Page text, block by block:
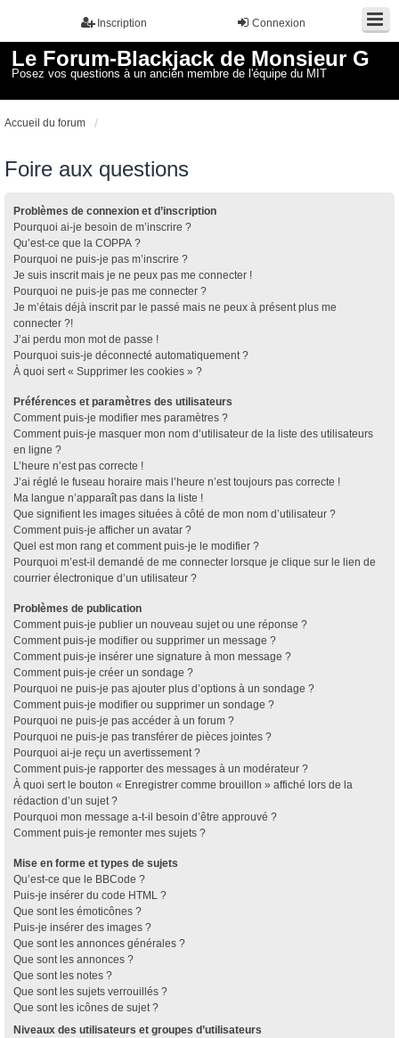
Connexion
Inscription
Le Forum-Blackjack de Monsieur G
Posez vos questions à un ancien membre de l'équipe du MIT
Accueil du forum
Foire aux questions
Problèmes de connexion et d’inscription
Pourquoi ai-je besoin de m’inscrire ?
Qu’est-ce que la COPPA ?
Pourquoi ne puis-je pas m’inscrire ?
Je suis inscrit mais je ne peux pas me connecter !
Pourquoi ne puis-je pas me connecter ?
Je m’étais déjà inscrit par le passé mais ne peux à présent plus me
connecter ?!
J’ai perdu mon mot de passe !
Pourquoi suis-je déconnecté automatiquement ?
À quoi sert « Supprimer les cookies » ?
Préférences et paramètres des utilisateurs
Comment puis-je modifier mes paramètres ?
Comment puis-je masquer mon nom d’utilisateur de la liste des utilisateurs
en ligne ?
L’heure n’est pas correcte !
J’ai réglé le fuseau horaire mais l’heure n’est toujours pas correcte !
Ma langue n’apparaît pas dans la liste !
Que signifient les images situées à côté de mon nom d’utilisateur ?
Comment puis-je afficher un avatar ?
Quel est mon rang et comment puis-je le modifier ?
Pourquoi m’est-il demandé de me connecter lorsque je clique sur le lien de
courrier électronique d’un utilisateur ?
Problèmes de publication
Comment puis-je publier un nouveau sujet ou une réponse ?
Comment puis-je modifier ou supprimer un message ?
Comment puis-je insérer une signature à mon message ?
Comment puis-je créer un sondage ?
Pourquoi ne puis-je pas ajouter plus d’options à un sondage ?
Comment puis-je modifier ou supprimer un sondage ?
Pourquoi ne puis-je pas accéder à un forum ?
Pourquoi ne puis-je pas transférer de pièces jointes ?
Pourquoi ai-je reçu un avertissement ?
Comment puis-je rapporter des messages à un modérateur ?
À quoi sert le bouton « Enregistrer comme brouillon » affiché lors de la
rédaction d’un sujet ?
Pourquoi mon message a-t-il besoin d’être approuvé ?
Comment puis-je remonter mes sujets ?
Mise en forme et types de sujets
Qu’est-ce que le BBCode ?
Puis-je insérer du code HTML ?
Que sont les émoticônes ?
Puis-je insérer des images ?
Que sont les annonces générales ?
Que sont les annonces ?
Que sont les notes ?
Que sont les sujets verrouillés ?
Que sont les icônes de sujet ?
Niveaux des utilisateurs et groupes d’utilisateurs